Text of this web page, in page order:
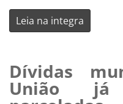
Leia na integra
Dívidas
União